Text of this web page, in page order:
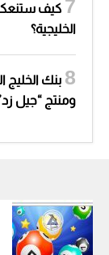
كيف
الخليجية؟
بنك الخليج
ومنتج “جيل